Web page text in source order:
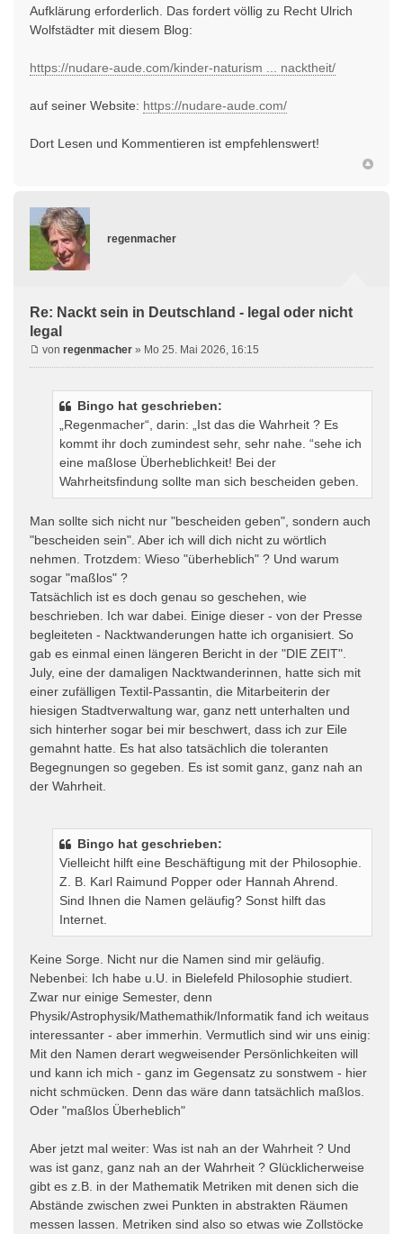
Aufklärung erforderlich. Das fordert völlig zu Recht Ulrich
Wolfstädter mit diesem Blog:
https://nudare-aude.com/kinder-naturism ... nacktheit/
auf seiner Website: https://nudare-aude.com/
Dort Lesen und Kommentieren ist empfehlenswert!
regenmacher
Re: Nackt sein in Deutschland - legal oder nicht
legal
von regenmacher » Mo 25. Mai 2026, 16:15
Bingo hat geschrieben:
„Regenmacher“, darin: „Ist das die Wahrheit ? Es
kommt ihr doch zumindest sehr, sehr nahe. “sehe ich
eine maßlose Überheblichkeit! Bei der
Wahrheitsfindung sollte man sich bescheiden geben.
Man sollte sich nicht nur "bescheiden geben", sondern auch
"bescheiden sein". Aber ich will dich nicht zu wörtlich
nehmen. Trotzdem: Wieso "überheblich" ? Und warum
sogar "maßlos" ?
Tatsächlich ist es doch genau so geschehen, wie
beschrieben. Ich war dabei. Einige dieser - von der Presse
begleiteten - Nacktwanderungen hatte ich organisiert. So
gab es einmal einen längeren Bericht in der "DIE ZEIT".
July, eine der damaligen Nacktwanderinnen, hatte sich mit
einer zufälligen Textil-Passantin, die Mitarbeiterin der
hiesigen Stadtverwaltung war, ganz nett unterhalten und
sich hinterher sogar bei mir beschwert, dass ich zur Eile
gemahnt hatte. Es hat also tatsächlich die toleranten
Begegnungen so gegeben. Es ist somit ganz, ganz nah an
der Wahrheit.
Bingo hat geschrieben:
Vielleicht hilft eine Beschäftigung mit der Philosophie.
Z. B. Karl Raimund Popper oder Hannah Ahrend.
Sind Ihnen die Namen geläufig? Sonst hilft das
Internet.
Keine Sorge. Nicht nur die Namen sind mir geläufig.
Nebenbei: Ich habe u.U. in Bielefeld Philosophie studiert.
Zwar nur einige Semester, denn
Physik/Astrophysik/Mathemathik/Informatik fand ich weitaus
interessanter - aber immerhin. Vermutlich sind wir uns einig:
Mit den Namen derart wegweisender Persönlichkeiten will
und kann ich mich - ganz im Gegensatz zu sonstwem - hier
nicht schmücken. Denn das wäre dann tatsächlich maßlos.
Oder "maßlos Überheblich"
Aber jetzt mal weiter: Was ist nah an der Wahrheit ? Und
was ist ganz, ganz nah an der Wahrheit ? Glücklicherweise
gibt es z.B. in der Mathematik Metriken mit denen sich die
Abstände zwischen zwei Punkten in abstrakten Räumen
messen lassen. Metriken sind also so etwas wie Zollstöcke